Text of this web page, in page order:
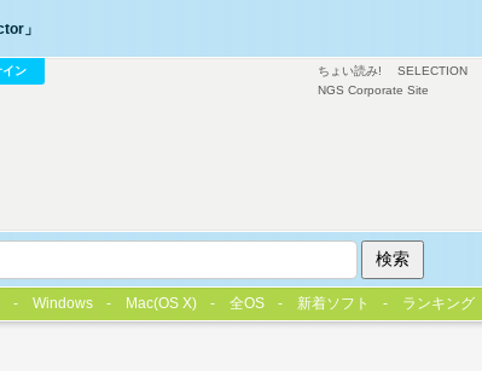
ちょい読み! SELECTION
NGS Corporate Site
」
イン
Windows Mac(OS X) 全OS 新着ソフト ランキング